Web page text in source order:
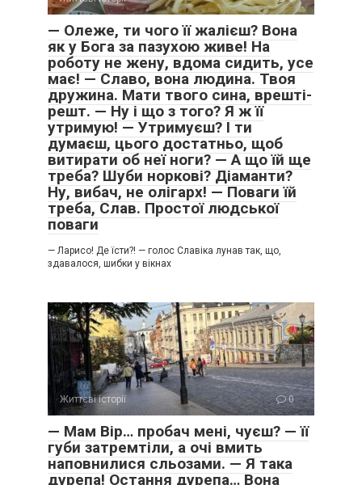
— Олеже, ти чого її жалієш? Вона
як у Бога за пазухою живе! На
роботу не жену, вдома сидить, усе
має! — Славо, вона людина. Твоя
дружина. Мати твого сина, врешті-
решт. — Ну і що з того? Я ж її
утримую! — Утримуєш? І ти
думаєш, цього достатньо, щоб
витирати об неї ноги? — А що їй ще
треба? Шуби норкові? Діаманти?
Ну, вибач, не олігарх! — Поваги їй
треба, Слав. Простої людської
поваги
— Ларисо! Де їсти?! — голос Славіка лунав так, що,
здавалося, шибки у вікнах
Життєві історії 0
— Мам Вір… пробач мені, чуєш? — її
губи затремтіли, а очі вмить
наповнилися сльозами. — Я така
дурепа! Остання дурепа… Вона